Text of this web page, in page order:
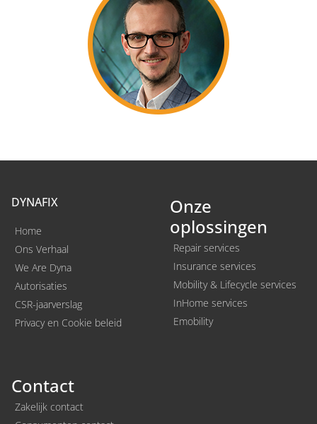
DYNAFIX
Home
Ons Verhaal
We Are Dyna
Autorisaties
CSR-jaarverslag
Privacy en Cookie beleid
Onze
oplossingen
Repair services
Insurance services
Mobility & Lifecycle services
InHome services
Emobility
Contact
Zakelijk contact